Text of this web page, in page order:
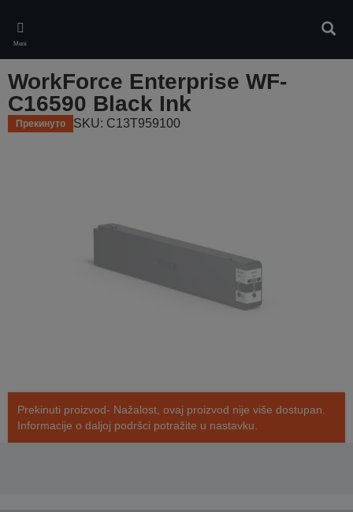
main
content
Meni
WorkForce Enterprise WF-
C16590 Black Ink
Прекинуто SKU: C13T959100
Prekinuti proizvod- Nažalost, ovaj proizvod nije više dostupan.
Informacije o daljoj podršci potražite u nastavku.